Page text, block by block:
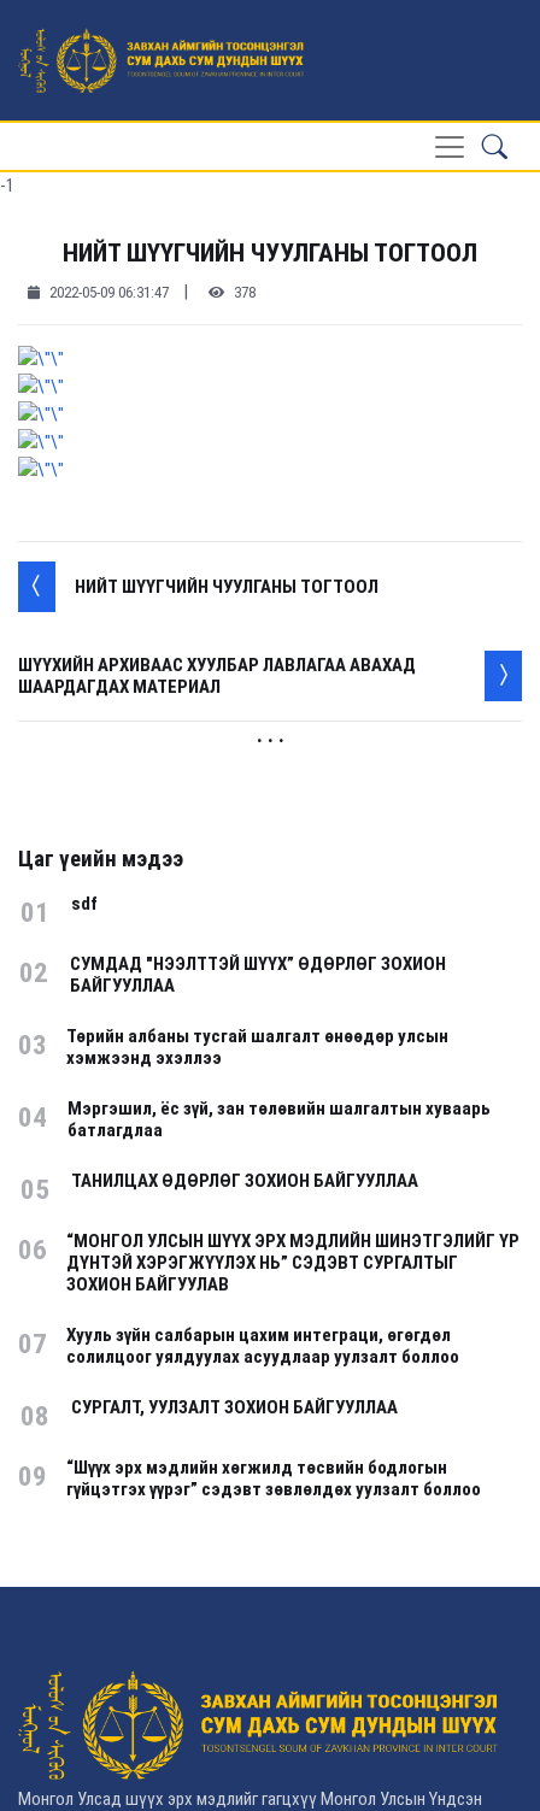
-1
НИЙТ ШҮҮГЧИЙН ЧУУЛГАНЫ ТОГТООЛ
2022-05-09 06:31:47 | 378
НИЙТ ШҮҮГЧИЙН ЧУУЛГАНЫ ТОГТООЛ
ШҮҮХИЙН АРХИВААС ХУУЛБАР ЛАВЛАГАА АВАХАД
ШААРДАГДАХ МАТЕРИАЛ
. . .
Цаг үеийн мэдээ
01 sdf
02
СУМДАД "НЭЭЛТТЭЙ ШҮҮХ” ӨДӨРЛӨГ ЗОХИОН
БАЙГУУЛЛАА
03
Төрийн албаны тусгай шалгалт өнөөдөр улсын
хэмжээнд эхэллээ
04
Мэргэшил, ёс зүй, зан төлөвийн шалгалтын хуваарь
батлагдлаа
05 ТАНИЛЦАХ ӨДӨРЛӨГ ЗОХИОН БАЙГУУЛЛАА
06
“МОНГОЛ УЛСЫН ШҮҮХ ЭРХ МЭДЛИЙН ШИНЭТГЭЛИЙГ ҮР
ДҮНТЭЙ ХЭРЭГЖҮҮЛЭХ НЬ” СЭДЭВТ СУРГАЛТЫГ
ЗОХИОН БАЙГУУЛАВ
07
Хууль зүйн салбарын цахим интеграци, өгөгдөл
солилцоог уялдуулах асуудлаар уулзалт боллоо
08 СУРГАЛТ, УУЛЗАЛТ ЗОХИОН БАЙГУУЛЛАА
09
“Шүүх эрх мэдлийн хөгжилд төсвийн бодлогын
гүйцэтгэх үүрэг” сэдэвт зөвлөлдөх уулзалт боллоо
Монгол Улсад шүүх эрх мэдлийг гагцхүү Монгол Улсын Үндсэн